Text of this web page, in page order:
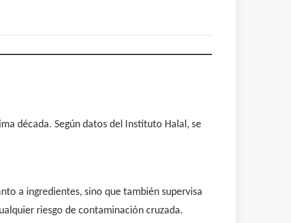
década. Según datos del Instituto Halal, se
a ingredientes, sino que también supervisa
riesgo de contaminación cruzada.